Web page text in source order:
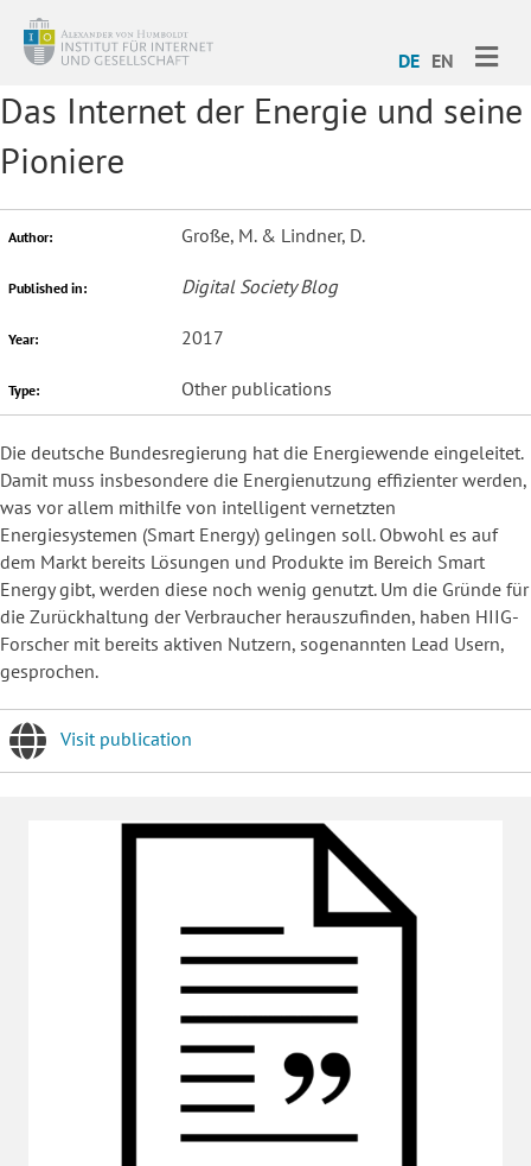
DE EN
Das Internet der Energie und seine
Pioniere
Author: Große, M. & Lindner, D.
Published in: Digital Society Blog
Year: 2017
Type: Other publications
Die deutsche Bundesregierung hat die Energiewende eingeleitet.
Damit muss insbesondere die Energienutzung effizienter werden,
was vor allem mithilfe von intelligent vernetzten
Energiesystemen (Smart Energy) gelingen soll. Obwohl es auf
dem Markt bereits Lösungen und Produkte im Bereich Smart
Energy gibt, werden diese noch wenig genutzt. Um die Gründe für
die Zurückhaltung der Verbraucher herauszufinden, haben HIIG-
Forscher mit bereits aktiven Nutzern, sogenannten Lead Usern,
gesprochen.
Visit publication